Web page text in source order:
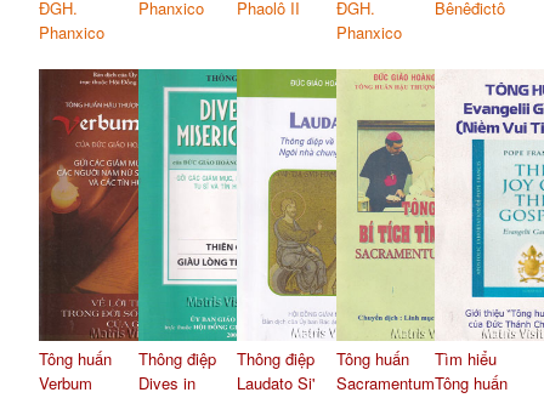
ĐGH.
Phanxico
Phanxico
Phaolô II
ĐGH.
Phanxico
Bênêđictô
Tông huấn
Verbum
Thông điệp
Dives in
Thông điệp
Laudato Si'
Tông huấn
Sacramentum
Tìm hiểu
Tông huấn